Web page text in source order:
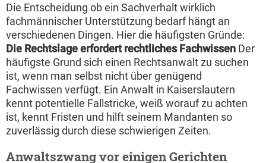
Die Entscheidung ob ein Sachverhalt wirklich
fachmännischer Unterstützung bedarf hängt an
verschiedenen Dingen. Hier die häufigsten Gründe:
Die Rechtslage erfordert rechtliches Fachwissen Der
häufigste Grund sich einen Rechtsanwalt zu suchen
ist, wenn man selbst nicht über genügend
Fachwissen verfügt. Ein Anwalt in Kaiserslautern
kennt potentielle Fallstricke, weiß worauf zu achten
ist, kennt Fristen und hilft seinem Mandanten so
zuverlässig durch diese schwierigen Zeiten.
Anwaltszwang vor einigen Gerichten